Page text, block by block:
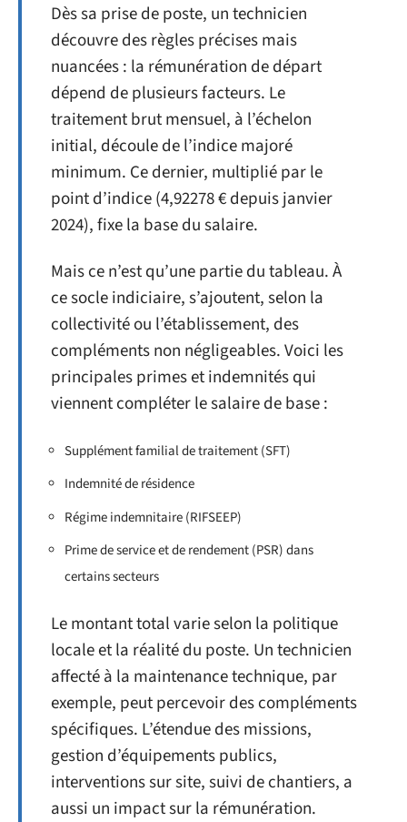
Dès sa prise de poste, un technicien
découvre des règles précises mais
nuancées : la rémunération de départ
dépend de plusieurs facteurs. Le
traitement brut mensuel, à l’échelon
initial, découle de l’indice majoré
minimum. Ce dernier, multiplié par le
point d’indice (4,92278 € depuis janvier
2024), fixe la base du salaire.
Mais ce n’est qu’une partie du tableau. À
ce socle indiciaire, s’ajoutent, selon la
collectivité ou l’établissement, des
compléments non négligeables. Voici les
principales primes et indemnités qui
viennent compléter le salaire de base :
Supplément familial de traitement (SFT)
Indemnité de résidence
Régime indemnitaire (RIFSEEP)
Prime de service et de rendement (PSR) dans
certains secteurs
Le montant total varie selon la politique
locale et la réalité du poste. Un technicien
affecté à la maintenance technique, par
exemple, peut percevoir des compléments
spécifiques. L’étendue des missions,
gestion d’équipements publics,
interventions sur site, suivi de chantiers, a
aussi un impact sur la rémunération.